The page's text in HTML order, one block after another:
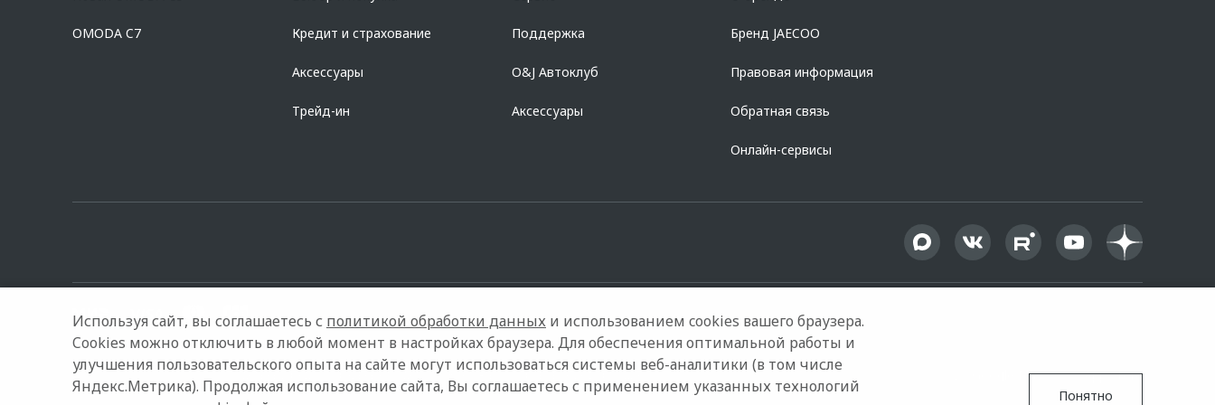
OMODA C7 Кредит и страхование
Аксессуары
Трейд-ин
Поддержка
O&J Автоклуб
Аксессуары
Бренд JAECOO
Правовая информация
Обратная связь
Онлайн-сервисы
© 2026 АГАТ Ставрополь Модельный ряд Архивные модели Контакты Правовая информация Google Play App Store
Используя сайт, вы соглашаетесь с политикой обработки данных и использованием cookies вашего браузера.
Cookies можно отключить в любой момент в настройках браузера. Для обеспечения оптимальной работы и
улучшения пользовательского опыта на сайте могут использоваться системы веб-аналитики (в том числе
Яндекс.Метрика). Продолжая использование сайта, Вы соглашаетесь с применением указанных технологий
Понятно